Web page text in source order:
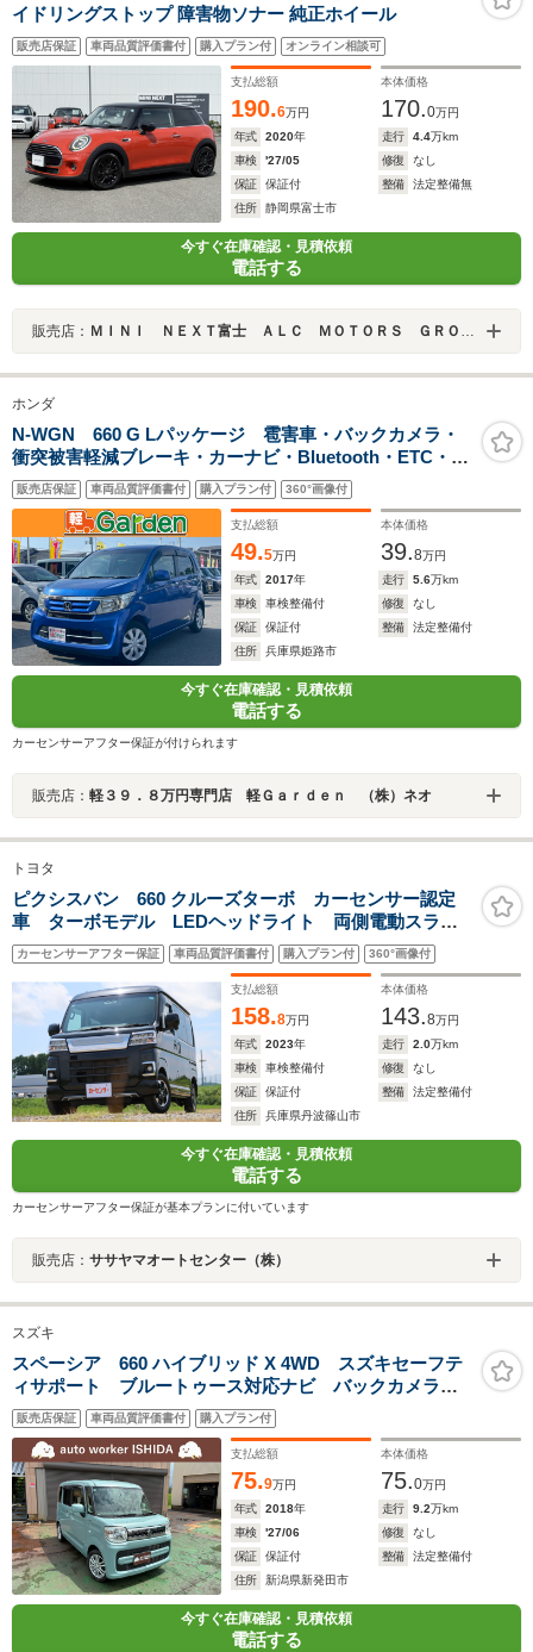
イドリングストップ 障害物ソナー 純正ホイール
販売店保証 車両品質評価書付 購入プラン付 オンライン相談可
支払総額
190.6万円
本体価格
170.0万円
年式
2020年 走行 4.4万km
車検
'27/05 修復
なし
保証
保証付 整備
法定整備無
住所
静岡県富士市
今すぐ在庫確認・見積依頼
電話する
販売店： ＭＩＮＩ ＮＥＸＴ富士 ＡＬＣ ＭＯＴＯＲＳ ＧＲＯＵＰ
ホンダ
N-WGN 660 G Lパッケージ 雹害車・バックカメラ・
衝突被害軽減ブレーキ・カーナビ・Bluetooth・ETC・
CD/DVD再生・スマートキー&プッシュスタート・ベンチ
シート・ルームクリーニング
販売店保証 車両品質評価書付 購入プラン付 360°画像付
支払総額
49.5万円
本体価格
39.8万円
年式
2017年 走行 5.6万km
車検
車検整備付 修復
なし
保証
保証付 整備
法定整備付
住所
兵庫県姫路市
今すぐ在庫確認・見積依頼
電話する
カーセンサーアフター保証が付けられます
販売店： 軽３９．８万円専門店 軽Ｇａｒｄｅｎ （株）ネオ
トヨタ
ピクシスバン 660 クルーズターボ カーセンサー認定
車 ターボモデル LEDヘッドライト 両側電動スライ
ドドア 純正ナビ Bluetooth Bカメラ ETC2.0
カーセンサーアフター保証 車両品質評価書付 購入プラン付 360°画像付
支払総額
158.8万円
本体価格
143.8万円
年式
2023年 走行 2.0万km
車検
車検整備付 修復
なし
保証
保証付 整備
法定整備付
住所
兵庫県丹波篠山市
今すぐ在庫確認・見積依頼
電話する
カーセンサーアフター保証が基本プランに付いています
販売店： ササヤマオートセンター（株）
スズキ
スペーシア 660 ハイブリッド X 4WD スズキセーフテ
ィサポート ブルートゥース対応ナビ バックカメラ
スマートキー 両側電動スライドドア シートヒーター
販売店保証 車両品質評価書付 購入プラン付
支払総額
75.9万円
本体価格
75.0万円
年式
2018年 走行 9.2万km
車検
'27/06 修復
なし
保証
保証付 整備
法定整備付
住所
新潟県新発田市
今すぐ在庫確認・見積依頼
電話する